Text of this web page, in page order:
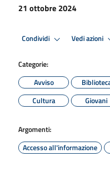
21 ottobre 2024
Condividi Vedi azioni
Categorie:
Avviso
Cultura
Giovani
Argomenti:
Accesso all'informazione